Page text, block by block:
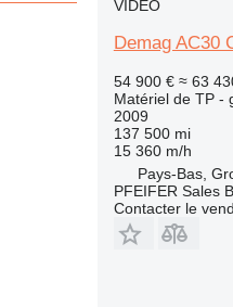
VIDÉO
Demag AC30
54 900 € ≈ 63
Matériel de TP -
2009
137 500 mi
15 360 m/h
Pays-Bas,
PFEIFER Sales
Contacter le